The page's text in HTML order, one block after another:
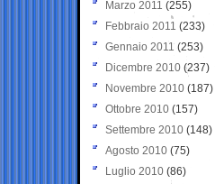
Marzo 2011 (255)
Febbraio 2011 (233)
Gennaio 2011 (253)
Dicembre 2010 (237)
Novembre 2010 (187)
Ottobre 2010 (157)
Settembre 2010 (148)
Agosto 2010 (75)
Luglio 2010 (86)